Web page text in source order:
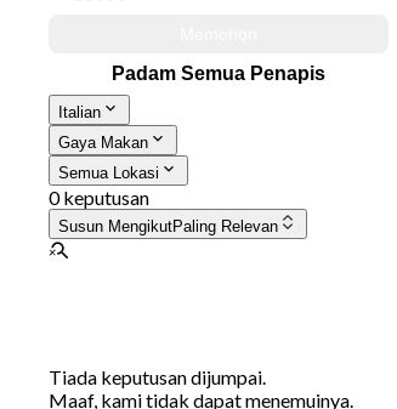
Padam Semua Penapis
Italian
Gaya Makan
Semua Lokasi
0 keputusan
Susun MengikutPaling Relevan
Tiada keputusan dijumpai.
Maaf, kami tidak dapat menemuinya.